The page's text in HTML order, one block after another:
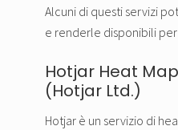
Alcuni di questi servizi
e renderle disponibili
Hotjar Heat
(Hotjar Ltd.)
Hotjar è un servizio di